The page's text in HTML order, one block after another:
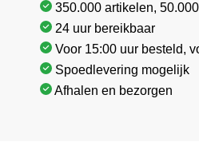
350.000 artikelen,
24 uur bereikbaar
Voor 15:00 uur besteld,
Spoedlevering mogelijk
Afhalen en bezorgen